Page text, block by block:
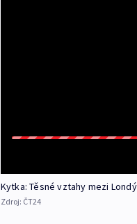
Kytka: Těsné vztahy mezi
Zdroj: ČT24